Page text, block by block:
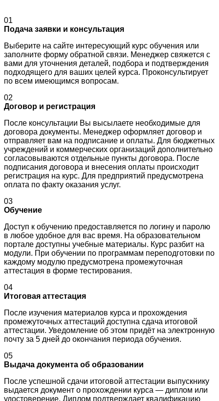
01
Подача заявки и консультация
Выберите на сайте интересующий курс обучения или
заполните форму обратной связи. Менеджер свяжется с
вами для уточнения деталей, подбора и подтверждения
подходящего для ваших целей курса. Проконсультирует
по всем имеющимся вопросам.
02
Договор и регистрация
После консультации Вы высылаете необходимые для
договора документы. Менеджер оформляет договор и
отправляет вам на подписание и оплаты. Для бюджетных
учреждений и коммерческих организаций дополнительно
согласовываются отдельные пункты договора. После
подписания договора и внесения оплаты происходит
регистрация на курс. Для предприятий предусмотрена
оплата по факту оказания услуг.
03
Обучение
Доступ к обучению предоставляется по логину и паролю
в любое удобное для вас время. На образовательном
портале доступны учебные материалы. Курс разбит на
модули. При обучении по программам переподготовки по
каждому модулю предусмотрена промежуточная
аттестация в форме тестирования.
04
Итоговая аттестация
После изучения материалов курса и прохождения
промежуточных аттестаций доступна сдача итоговой
аттестации. Уведомление об этом придёт на электронную
почту за 5 дней до окончания периода обучения.
05
Выдача документа об образовании
После успешной сдачи итоговой аттестации выпускнику
выдается документ о прохождении курса — диплом или
удостоверение. Диплом подтверждает квалификацию